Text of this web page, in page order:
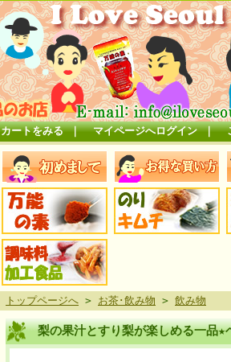
カートをみる｜ マイページへログイン｜
トップページへ > お茶･飲み物 > 飲み物
梨の果汁とすり梨が楽しめる一